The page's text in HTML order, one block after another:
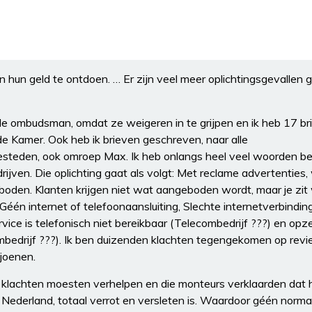
geld te ontdoen. … Er zijn veel meer oplichtingsgevallen
ombudsman, omdat ze weigeren in te grijpen en ik heb 17
Ook heb ik brieven geschreven, naar alle
ook omroep Max. Ik heb onlangs heel veel woorden
Die oplichting gaat als volgt: Met reclame advertenties,
Klanten krijgen niet wat aangeboden wordt, maar je
internet of telefoonaansluiting, Slechte
is telefonisch niet bereikbaar (Telecombedrijf ???) en
???). Ik ben duizenden klachten tegengekomen op
moesten verhelpen en die monteurs verklaarden dat
totaal verrot en versleten is. Waardoor géén